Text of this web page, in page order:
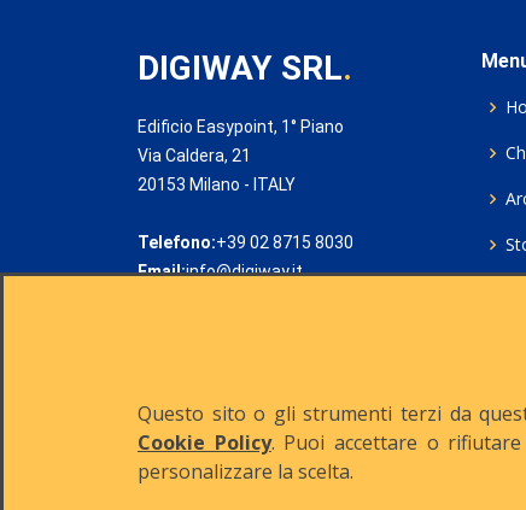
DIGIWAY SRL.
Edificio Easypoint, 1° Piano
Via Caldera, 21
20153 Milano - ITALY
Telefono:+39 02 8715 8030
Email:info@digiway.it
Questo sito o gli strumenti terzi da
Cookie Policy. Puoi accettare o
personalizzare la scelta.